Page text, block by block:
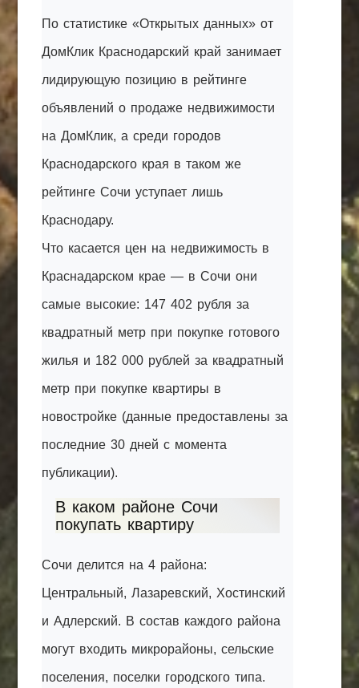
По статистике «Открытых данных» от
ДомКлик Краснодарский край занимает
лидирующую позицию в рейтинге
объявлений о продаже недвижимости
на ДомКлик, а среди городов
Краснодарского края в таком же
рейтинге Сочи уступает лишь
Краснодару.
Что касается цен на недвижимость в
Краснадарском крае — в Сочи они
самые высокие: 147 402 рубля за
квадратный метр при покупке готового
жилья и 182 000 рублей за квадратный
метр при покупке квартиры в
новостройке (данные предоставлены за
последние 30 дней с момента
публикации).
В каком районе Сочи
покупать квартиру
Сочи делится на 4 района:
Центральный, Лазаревский, Хостинский
и Адлерский. В состав каждого района
могут входить микрорайоны, сельские
поселения, поселки городского типа.